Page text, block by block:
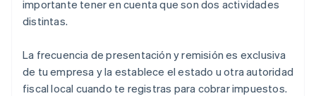
Wyoming
importante tener en cuenta que son dos actividades
distintas.
La frecuencia de presentación y remisión es exclusiva
de tu empresa y la establece el estado u otra autoridad
fiscal local cuando te registras para cobrar impuestos.